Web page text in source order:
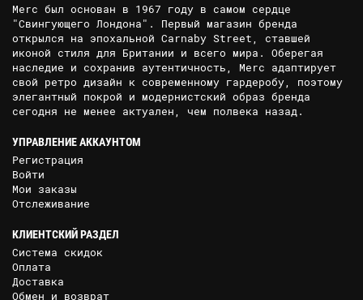
Merc был основан в 1967 году в самом сердце
"Свингующего Лондона". Первый магазин бренда
открылся на эпохальной Carnaby Street, ставшей
иконой стиля для Британии и всего мира. Оберегая
наследие и сохранив аутентичность, Merc адаптирует
свой ретро дизайн к современному гардеробу, поэтому
элегантный покрой и модернистский образ бренда
сегодня не менее актуален, чем полвека назад.
УПРАВЛЕНИЕ АККАУНТОМ
Регистрация
Войти
Мои заказы
Отслеживание
КЛИЕНТСКИЙ РАЗДЕЛ
Система скидок
Оплата
Доставка
Обмен и возврат